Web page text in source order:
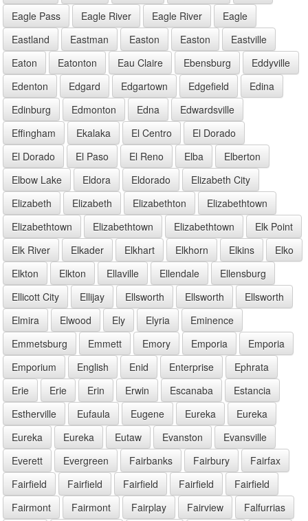
Eagle Pass
Eagle River Eagle River
Eagle
Eastland
Eastman Easton Easton
Eastville
Eaton
Eatonton Eau Claire Ebensburg
Eddyville
Edenton
Edgard Edgartown Edgefield
Edina
Edinburg
Edmonton Edna
Edwardsville
Effingham
Ekalaka El Centro
El Dorado
El Dorado
El Paso El Reno Elba
Elberton
Elbow Lake
Eldora Eldorado
Elizabeth City
Elizabeth
Elizabeth Elizabethton
Elizabethtown
Elizabethtown
Elizabethtown Elizabethtown
Elk Point
Elk River
Elkader Elkhart Elkhorn Elkins
Elko
Elkton
Elkton Ellaville Ellendale
Ellensburg
Ellicott City
Ellijay Ellsworth Ellsworth
Ellsworth
Elmira
Elwood Ely Elyria
Eminence
Emmetsburg
Emmett Emory Emporia
Emporia
Emporium
English Enid Enterprise
Ephrata
Erie
Erie Erin Erwin Escanaba
Estancia
Estherville
Eufaula Eugene Eureka
Eureka
Eureka
Eureka Eutaw Evanston
Evansville
Everett
Evergreen Fairbanks Fairbury
Fairfax
Fairfield
Fairfield Fairfield Fairfield
Fairfield
Fairmont
Fairmont Fairplay Fairview Falfurrias